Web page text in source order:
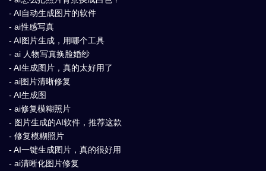
- AI自动生成图片的软件
- ai性感写真
- AI图片生成，用哪个工具
- ai 人物写真换脸婚纱
- AI生成图片，真的太好用了
- ai图片清晰修复
- AI生成图
- ai修复模糊照片
- 图片生成的AI软件，推荐这款
- 修复模糊照片
- AI一键生成图片，真的很好用
- ai清晰化图片修复